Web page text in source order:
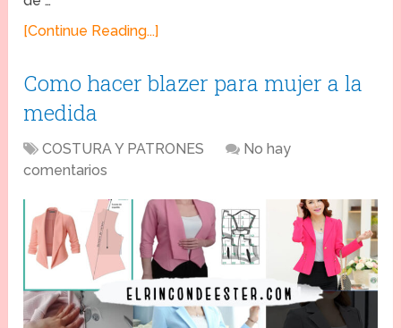
[Continue Reading...]
Como hacer blazer para mujer a la
medida
COSTURA Y PATRONES
No hay
comentarios